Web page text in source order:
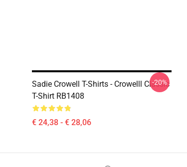
Sadie Crowell T-Shirts - Crowelll Classic
T-Shirt RB1408
€ 24,38 - € 28,06
-20%